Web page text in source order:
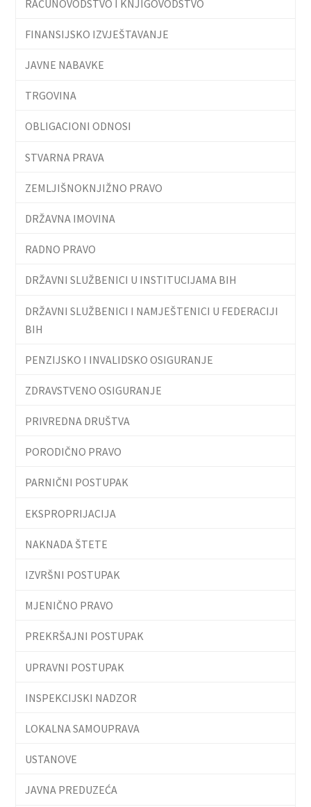
RAČUNOVODSTVO I KNJIGOVODSTVO
FINANSIJSKO IZVJEŠTAVANJE
JAVNE NABAVKE
TRGOVINA
OBLIGACIONI ODNOSI
STVARNA PRAVA
ZEMLJIŠNOKNJIŽNO PRAVO
DRŽAVNA IMOVINA
RADNO PRAVO
DRŽAVNI SLUŽBENICI U INSTITUCIJAMA BIH
DRŽAVNI SLUŽBENICI I NAMJEŠTENICI U FEDERACIJI
BIH
PENZIJSKO I INVALIDSKO OSIGURANJE
ZDRAVSTVENO OSIGURANJE
PRIVREDNA DRUŠTVA
PORODIČNO PRAVO
PARNIČNI POSTUPAK
EKSPROPRIJACIJA
NAKNADA ŠTETE
IZVRŠNI POSTUPAK
MJENIČNO PRAVO
PREKRŠAJNI POSTUPAK
UPRAVNI POSTUPAK
INSPEKCIJSKI NADZOR
LOKALNA SAMOUPRAVA
USTANOVE
JAVNA PREDUZEĆA